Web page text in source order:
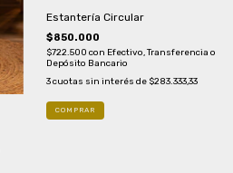
Estantería Circular
$850.000
$722.500 con Efectivo, Transferencia o
Depósito Bancario
3 cuotas sin interés de $283.333,33